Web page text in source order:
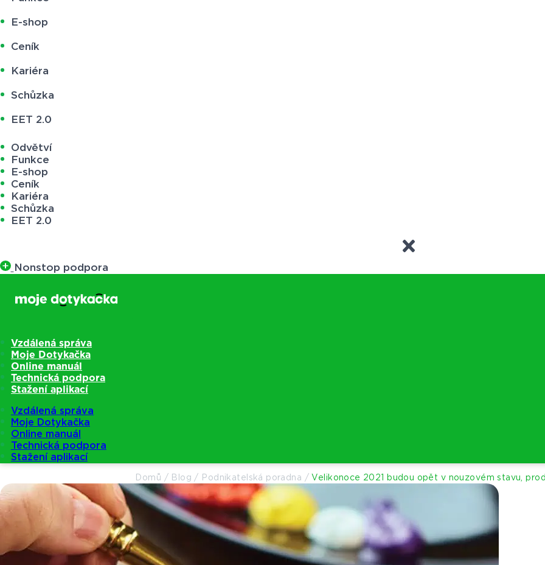
E-shop
Ceník
Kariéra
Schůzka
EET 2.0
Odvětví
Funkce
E-shop
Ceník
Kariéra
Schůzka
EET 2.0
Nonstop podpora
Vzdálená správa
Moje Dotykačka
Online manuál
Technická podpora
Stažení aplikací
Vzdálená správa
Moje Dotykačka
Online manuál
Technická podpora
Stažení aplikací
Domů / Blog / Podnikatelská poradna / Velikonoce 2021 budou opět v nouzovém stavu,